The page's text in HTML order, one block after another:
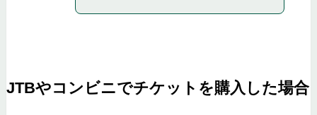
JTBやコンビニでチケットを購入した場合